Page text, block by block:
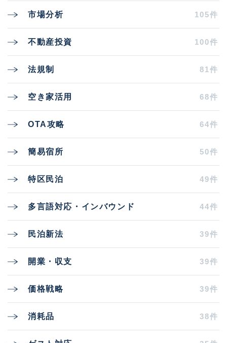
市場分析 105件
不動産投資 100件
法規制 81件
空き家活用 68件
OTA攻略 64件
簡易宿所 50件
特区民泊 49件
多言語対応・インバウンド 44件
民泊新法 39件
開業・収支 39件
価格戦略 39件
消耗品 38件